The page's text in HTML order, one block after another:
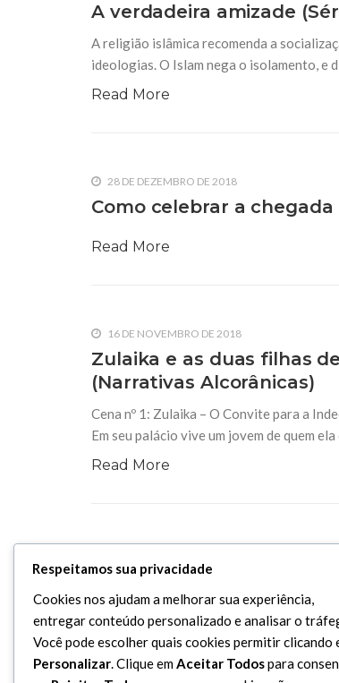
A verdadeira amizade
A religião islâmica recomenda a
ideologias. O Islam nega o isolamento, e
Read More
28 DE DEZEMBRO DE 2018
Como celebrar a
Read More
16 DE NOVEMBRO DE 2018
Zulaika e as duas filhas
(Narrativas Alcorânicas)
Cena nº 1: Zulaika – O Convite para a
Em seu palácio vive um jovem de quem
Read More
Respeitamos sua privacidade
Cookies nos ajudam a melhorar sua experiência,
entregar conteúdo personalizado e analisar o
Você pode escolher quais cookies permitir clicando
Personalizar. Clique emAceitar Todospara